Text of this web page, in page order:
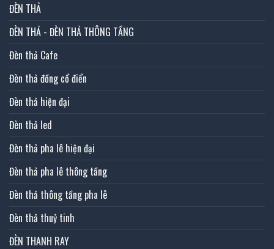
ĐÈN THẢ
ĐÈN THẢ - ĐÈN THẢ THÔNG TẦNG
Đèn thả Cafe
Đèn thả đồng cổ điển
Đèn thả hiện đại
Đèn thả led
Đèn thả pha lê hiện đại
Đèn thả pha lê thông tầng
Đèn thả thông tầng pha lê
Đèn thả thuỷ tinh
ĐÈN THANH RAY